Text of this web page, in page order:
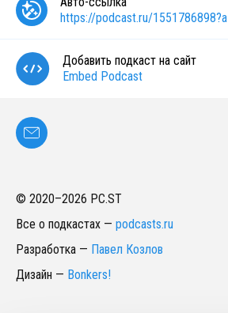
https://podcast.ru/1551786898?a
Добавить подкаст на сайт
Embed Podcast
© 2020–2026 PC.ST
Все о подкастах — podcasts.ru
Разработка — Павел Козлов
Дизайн — Bonkers!